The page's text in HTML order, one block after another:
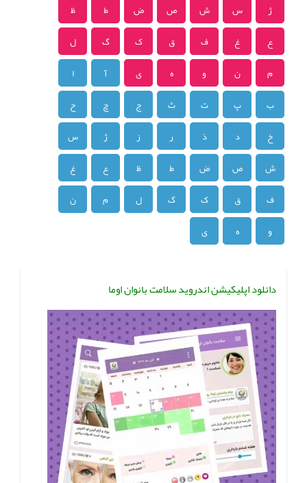
ژ
س ش ص ض ط
ظ
ع
غ ف ق ک گ
ل
م
ن و ه ی آ
ا
ب
پ ت ث ج چ
ح
خ
د ذ ر ز ژ
س
ش
ص ض ط ظ ع
غ
ف
ق ک گ ل م
ن
و
ه ی
دانلود اپلیکیشن اندروید سلامت بانوان اوما